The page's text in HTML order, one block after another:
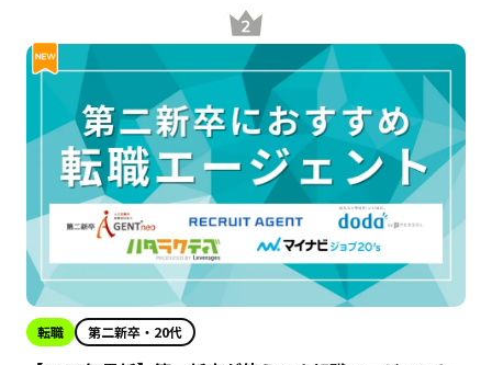
転職 第二新卒・20代